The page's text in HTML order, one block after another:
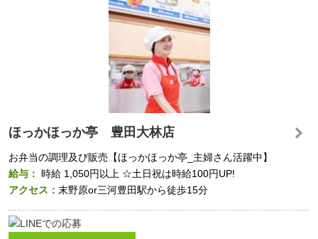
ほっかほっか亭 豊田大林店
お弁当の調理及び販売【ほっかほっか亭_主婦さん活躍中】
給与： 時給 1,050円以上 ☆土日祝は時給100円UP!
アクセス： 末野原or三河豊田駅から徒歩15分